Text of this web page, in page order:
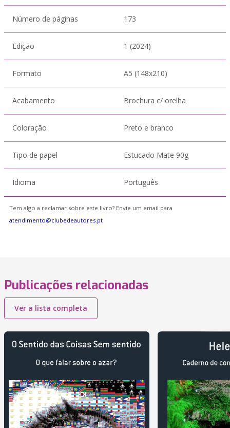
Número de páginas 173
Edição 1 (2024)
Formato A5 (148x210)
Acabamento Brochura c/ orelha
Coloração Preto e branco
Tipo de papel Estucado Mate 90g
Idioma Português
Tem algo a reclamar sobre este livro? Envie um email para
atendimento@clubedeautores.pt
Publicações relacionadas
Ver a lista completa